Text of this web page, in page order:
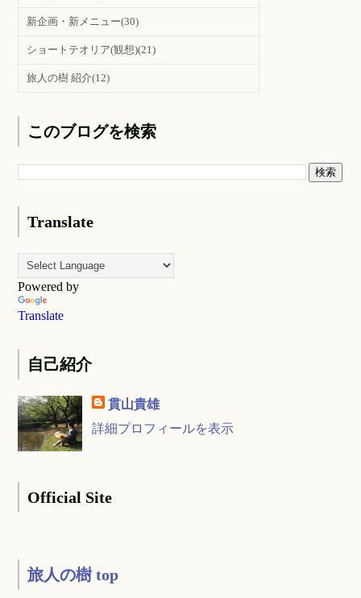
新企画・新メニュー(30)
ショートテオリア(観想)(21)
旅人の樹 紹介(12)
このブログを検索
Translate
Powered by
Translate
自己紹介
貫山貴雄
詳細プロフィールを表示
Official Site
旅人の樹 top